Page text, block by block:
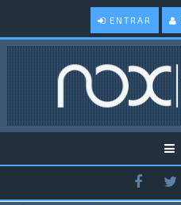
ENTRAR